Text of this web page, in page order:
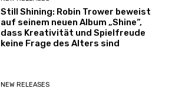
Still Shining: Robin Trower beweist
auf seinem neuen Album „Shine“,
dass Kreativität und Spielfreude
keine Frage des Alters sind
NEW RELEASES